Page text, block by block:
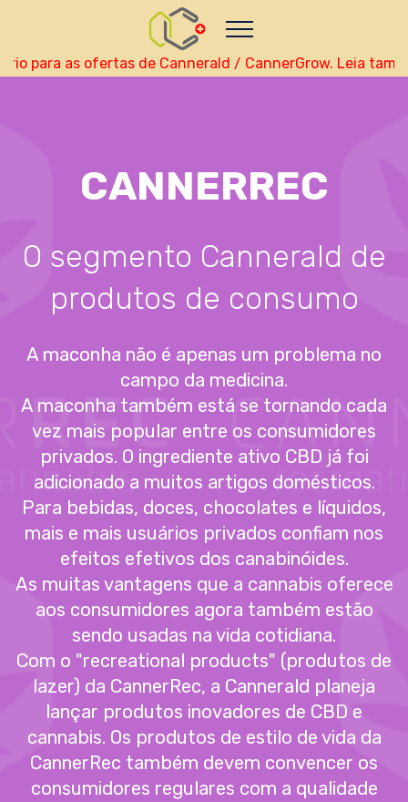
Nutze das POtential deiner Kryptowährungen
Monitor your performance and
earnings in portugues real-time
view Skainet Channel on Youtube portugues -
35 mins ago
Real Time Tracking ON
para as ofertas de Cannerald / CannerGrow. Leia
CANNERREC
O segmento Cannerald de
produtos de consumo
A maconha não é apenas um problema no
campo da medicina.
A maconha também está se tornando cada
vez mais popular entre os consumidores
privados. O ingrediente ativo CBD já foi
adicionado a muitos artigos domésticos.
Para bebidas, doces, chocolates e líquidos,
mais e mais usuários privados confiam nos
efeitos efetivos dos canabinóides.
As muitas vantagens que a cannabis oferece
aos consumidores agora também estão
sendo usadas na vida cotidiana.
Com o "recreational products" (produtos de
lazer) da CannerRec, a Cannerald planeja
lançar produtos inovadores de CBD e
cannabis. Os produtos de estilo de vida da
CannerRec também devem convencer os
consumidores regulares com a qualidade